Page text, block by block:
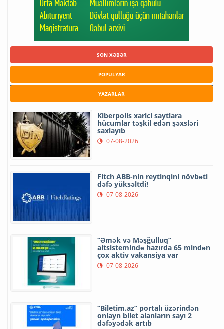
SON XƏBƏR
POPULYAR
YAZARLAR
Kiberpolis xarici saytlara
hücumlar təşkil edən şəxsləri
saxlayıb
07-08-2026
Fitch ABB-nin reytinqini növbəti
dəfə yüksəltdi!
07-08-2026
“Əmək və Məşğulluq”
altsistemində hazırda 65 mindən
çox aktiv vakansiya var
07-08-2026
“Biletim.az” portalı üzərindən
onlayn bilet alanların sayı 2
dəfəyədək artıb